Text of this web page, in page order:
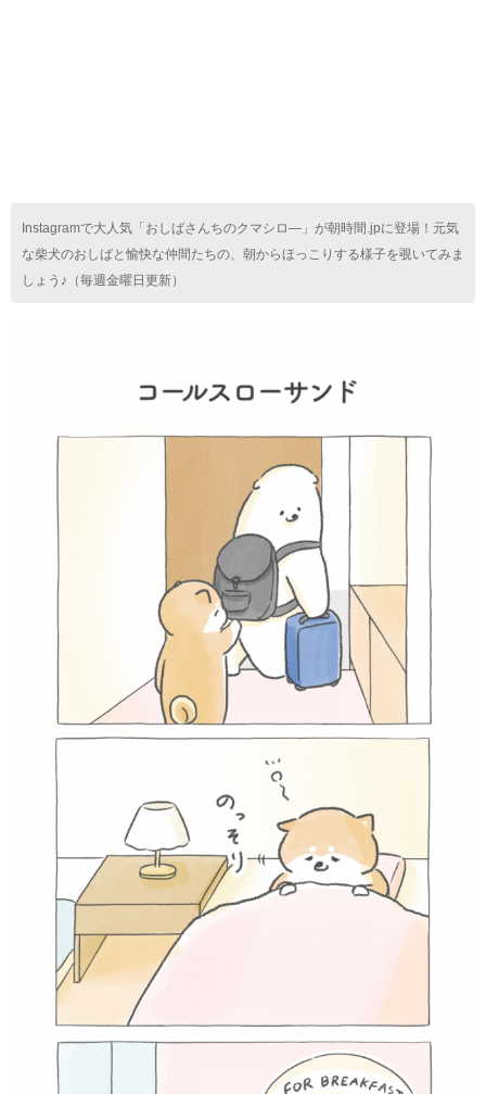
Instagramで大人気「おしばさんちのクマシロ―」が朝時間.jpに登場！元気
な柴犬のおしばと愉快な仲間たちの、朝からほっこりする様子を覗いてみま
しょう♪（毎週金曜日更新）